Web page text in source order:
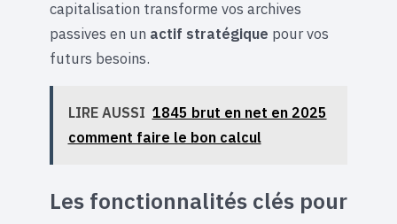
capitalisation transforme vos archives
passives en un actif stratégique pour vos
futurs besoins.
LIRE AUSSI 1845 brut en net en 2025
comment faire le bon calcul
Les fonctionnalités clés pour